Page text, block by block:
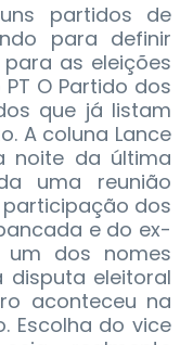
partidos de
para definir
as eleições
O Partido dos
que já listam
A coluna Lance
noite da última
uma reunião
dos
e do ex-
um dos nomes
eleitoral
aconteceu na
Escolha do vice